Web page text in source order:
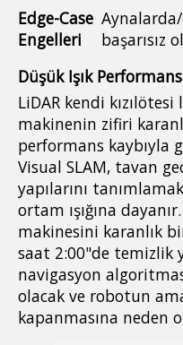
Edge-Case
Engelleri
başarısız
Düşük Işık
LiDAR kendi kızılötesi
makinenin zifiri
performans kaybıyla
Visual SLAM, tavan
yapılarını
ortam ışığına
makinesini karanlık
saat 2:00"de temizlik
navigasyon
olacak ve robotun
kapanmasına neden